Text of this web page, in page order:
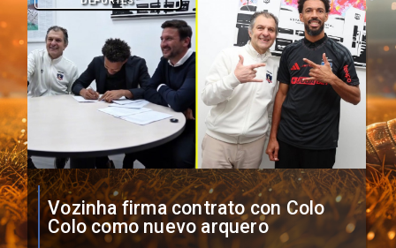
O'Higgins cae por penales ante
Boca Juniors en Copa
Sudamericana